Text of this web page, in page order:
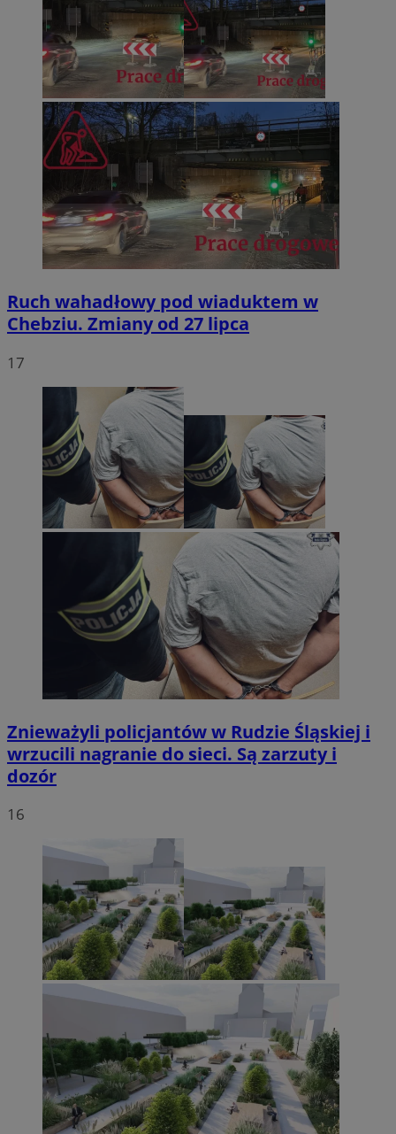
Ruch wahadłowy pod wiaduktem w
Chebziu. Zmiany od 27 lipca
17
Znieważyli policjantów w Rudzie Śląskiej i
wrzucili nagranie do sieci. Są zarzuty i
dozór
16